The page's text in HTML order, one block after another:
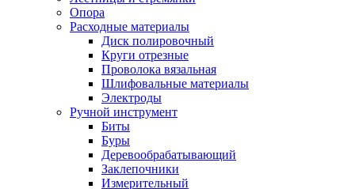
Опора
Расходные материалы
Диск полировочный
Круги отрезные
Проволока вязальная
Шлифовальные материалы
Электроды
Ручной инструмент
Биты
Буры
Деревообрабатывающий
Заклепочники
Измерительный